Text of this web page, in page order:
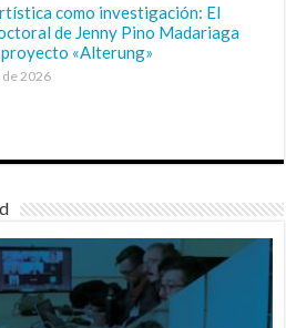
como investigación: El
de Jenny Pino Madariaga
«Alterung»
de 2026